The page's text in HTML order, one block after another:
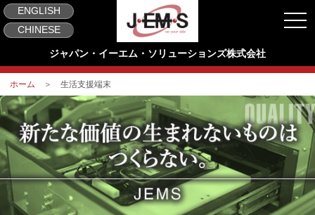
ジャパン・イーエム・ソリューションズ株式会社
ENGLISH
CHINESE
ホーム ＞ 生活支援端末